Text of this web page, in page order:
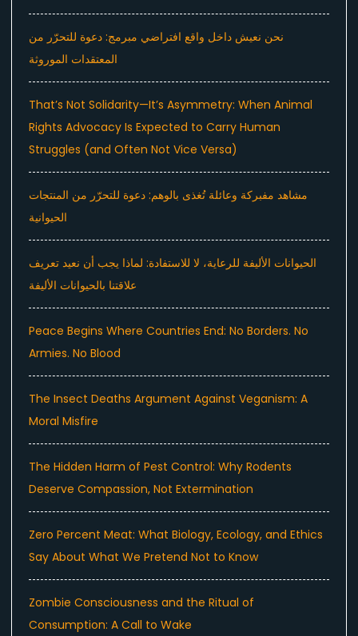
نحن نعيش داخل واقع افتراضي مبرمج: دعوة للتحرّر من
المعتقدات الموروثة
That’s Not Solidarity—It’s Asymmetry: When Animal
Rights Advocacy Is Expected to Carry Human
Struggles (and Often Not Vice Versa)
مشاهد مفبركة وعائلة تُغذى بالوهم: دعوة للتحرّر من المنتجات
الحيوانية
الحيوانات الأليفة للرعاية، لا للاستفادة: لماذا يجب أن نعيد تعريف
علاقتنا بالحيوانات الأليفة
Peace Begins Where Countries End: No Borders. No
Armies. No Blood
The Insect Deaths Argument Against Veganism: A
Moral Misfire
The Hidden Harm of Pest Control: Why Rodents
Deserve Compassion, Not Extermination
Zero Percent Meat: What Biology, Ecology, and Ethics
Say About What We Pretend Not to Know
Zombie Consciousness and the Ritual of
Consumption: A Call to Wake